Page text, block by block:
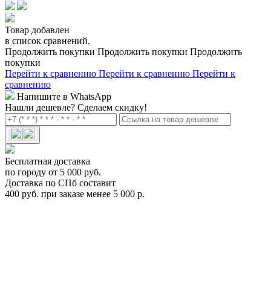
Товар добавлен
в список сравнений.
Продолжить покупки Продолжить покупки Продолжить
покупки
Перейти к сравнению Перейти к сравнению Перейти к
сравнению
Напишите в WhatsApp
Нашли дешевле? Сделаем скидку!
Бесплатная доставка
по городу от 5 000 руб.
Доставка по СПб составит
400 руб. при заказе менее 5 000 р.